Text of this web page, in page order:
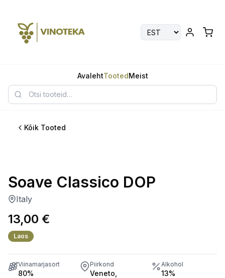
AvalehtTootedMeist
Kõik Tooted
Soave Classico DOP
Italy
13,00 €
Laos
Viinamarjasort
80%
Piirkond
Veneto,
Alkohol
13%